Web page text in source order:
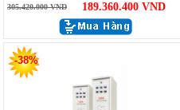
305.420.000 VND 189.360.400 VND
-38%